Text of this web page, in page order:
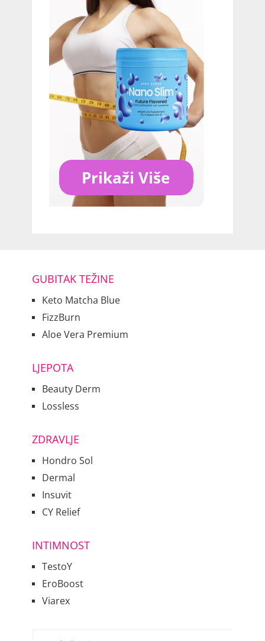
GUBITAK TEŽINE
Keto Matcha Blue
FizzBurn
Aloe Vera Premium
LJEPOTA
Beauty Derm
Lossless
ZDRAVLJE
Hondro Sol
Dermal
Insuvit
CY Relief
INTIMNOST
TestoY
EroBoost
Viarex